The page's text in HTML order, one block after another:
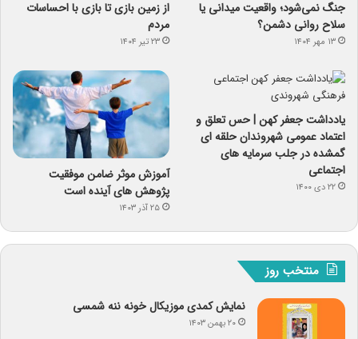
جنگ نمی‌شود؛ واقعیت میدانی یا
سلاح روانی دشمن؟
۱۳ مهر ۱۴۰۴
از زمین بازی تا بازی با احساسات
مردم
۲۳ تیر ۱۴۰۴
یادداشت جعفر کهن | حس تعلق و
اعتماد عمومی شهروندان حلقه ای
گمشده در جلب سرمایه های
اجتماعی
۲۲ دی ۱۴۰۰
آموزش موثر ضامن موفقیت
پژوهش های آینده است
۲۵ آذر ۱۴۰۳
منتخب روز
نمایش کمدی موزیکال خونه ننه شمسی
۲۰ بهمن ۱۴۰۳